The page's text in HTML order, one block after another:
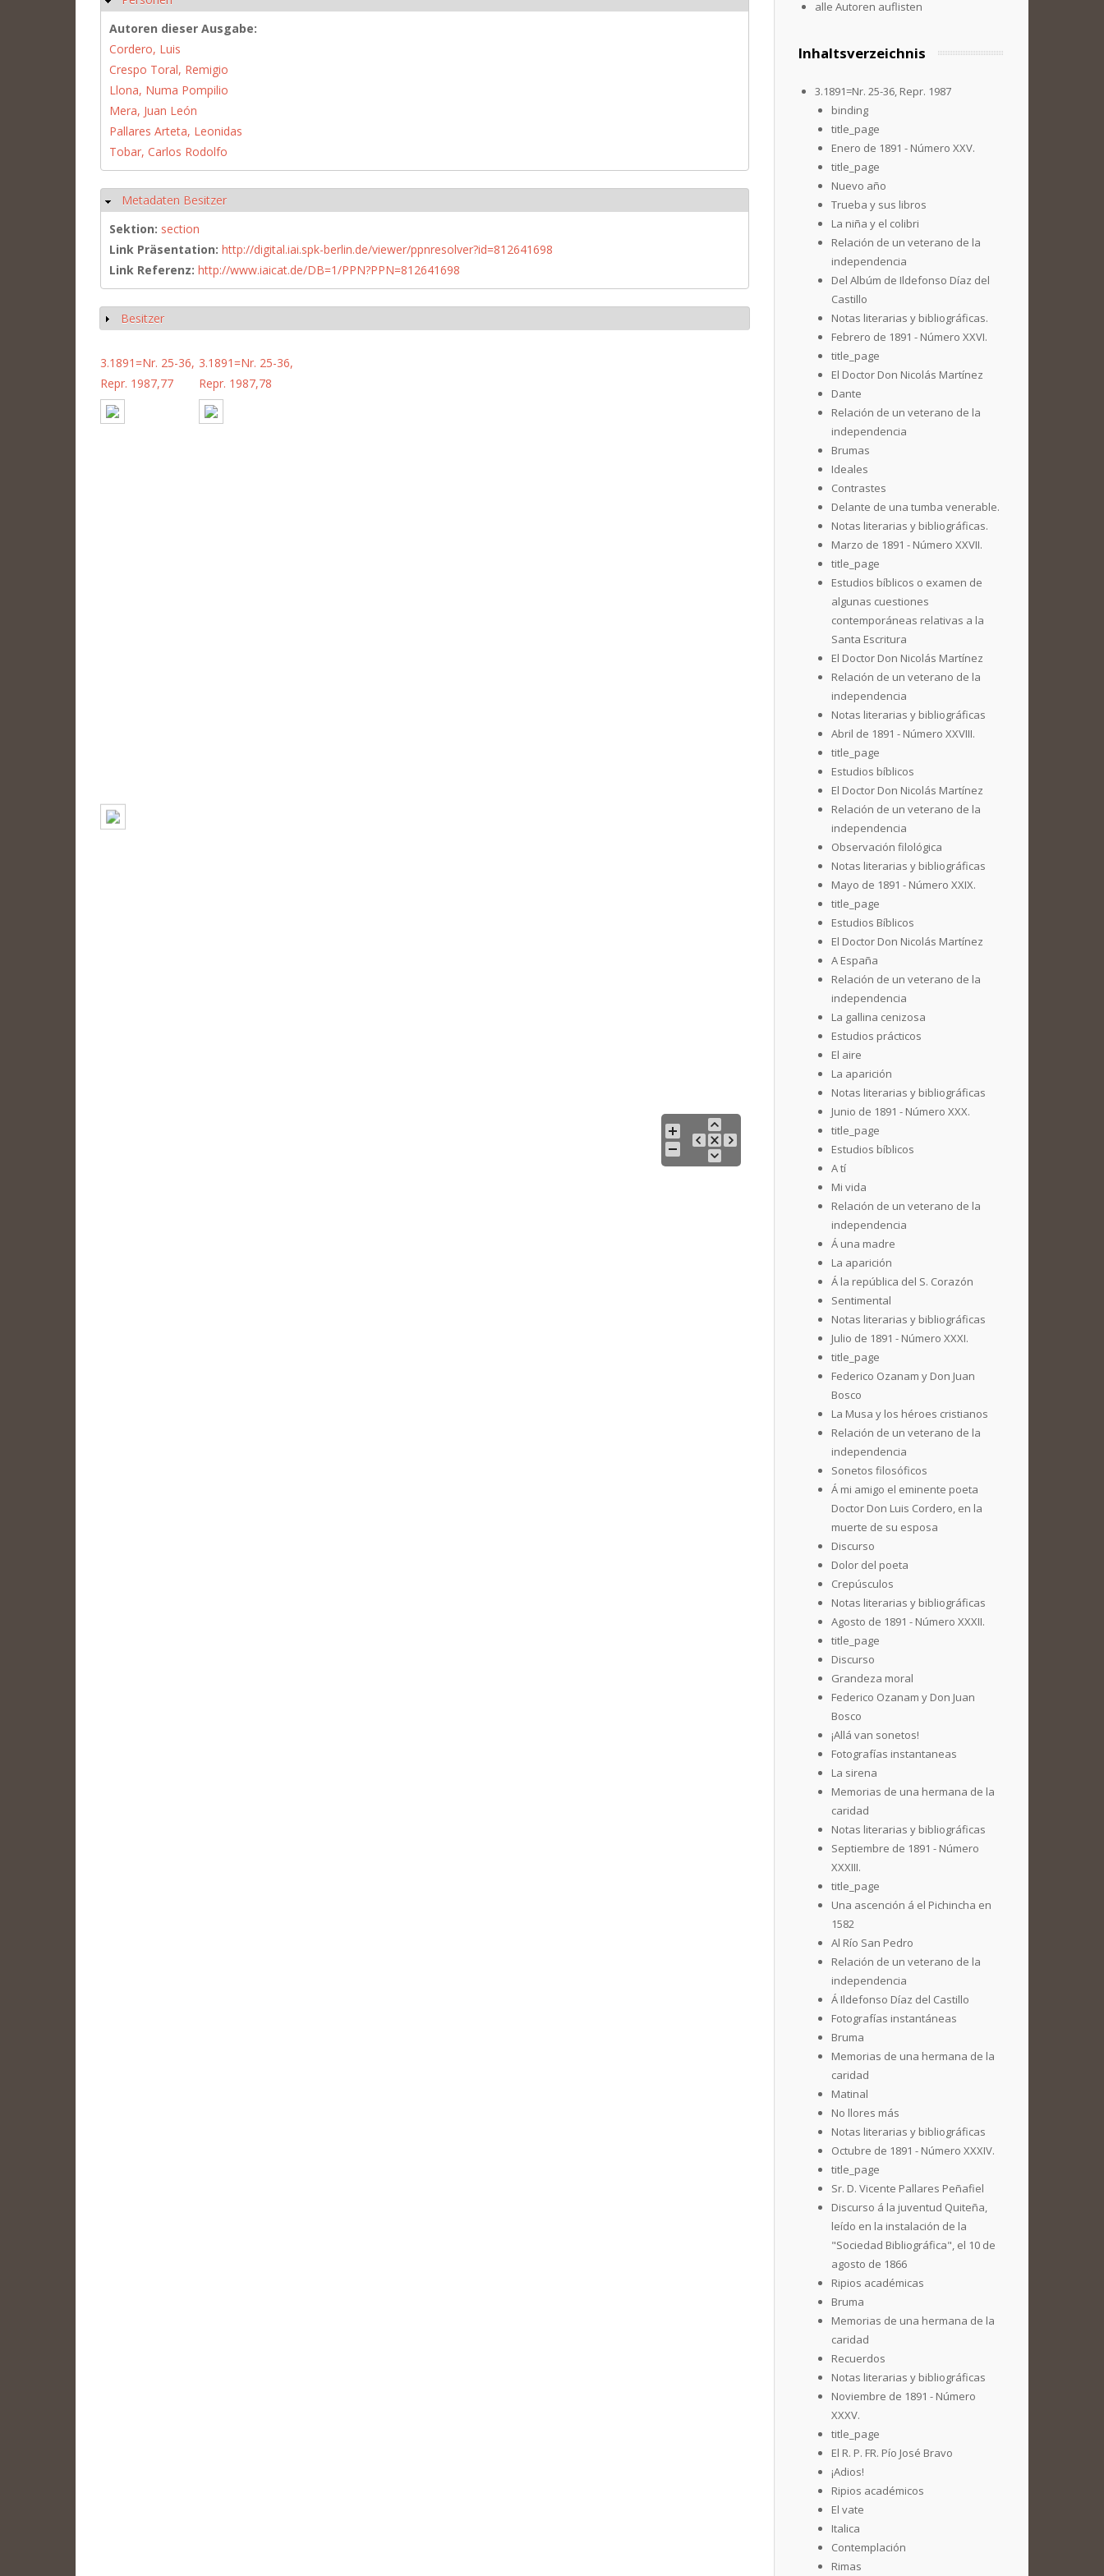
Autoren dieser Ausgabe:
Cordero, Luis
Crespo Toral, Remigio
Llona, Numa Pompilio
Mera, Juan León
Pallares Arteta, Leonidas
Tobar, Carlos Rodolfo
Hide
Metadaten Besitzer
Sektion: section
Link Präsentation: http://digital.iai.spk-berlin.de/viewer/ppnresolver?id=812641698
Link Referenz: http://www.iaicat.de/DB=1/PPN?PPN=812641698
Show
Besitzer
3.1891=Nr. 25-36,
Repr. 1987,77
3.1891=Nr. 25-36,
Repr. 1987,78
alle Autoren auflisten
Inhaltsverzeichnis
3.1891=Nr. 25-36, Repr. 1987
binding
title_page
Enero de 1891 - Número XXV.
title_page
Nuevo año
Trueba y sus libros
La niña y el colibri
Relación de un veterano de la
independencia
Del Albúm de Ildefonso Díaz del
Castillo
Notas literarias y bibliográficas.
Febrero de 1891 - Número XXVI.
title_page
El Doctor Don Nicolás Martínez
Dante
Relación de un veterano de la
independencia
Brumas
Ideales
Contrastes
Delante de una tumba venerable.
Notas literarias y bibliográficas.
Marzo de 1891 - Número XXVII.
title_page
Estudios bíblicos o examen de
algunas cuestiones
contemporáneas relativas a la
Santa Escritura
El Doctor Don Nicolás Martínez
Relación de un veterano de la
independencia
Notas literarias y bibliográficas
Abril de 1891 - Número XXVIII.
title_page
Estudios bíblicos
El Doctor Don Nicolás Martínez
Relación de un veterano de la
independencia
Observación filológica
Notas literarias y bibliográficas
Mayo de 1891 - Número XXIX.
title_page
Estudios Bíblicos
El Doctor Don Nicolás Martínez
A España
Relación de un veterano de la
independencia
La gallina cenizosa
Estudios prácticos
El aire
La aparición
Notas literarias y bibliográficas
Junio de 1891 - Número XXX.
title_page
Estudios bíblicos
A tí
Mi vida
Relación de un veterano de la
independencia
Á una madre
La aparición
Á la república del S. Corazón
Sentimental
Notas literarias y bibliográficas
Julio de 1891 - Número XXXI.
title_page
Federico Ozanam y Don Juan
Bosco
La Musa y los héroes cristianos
Relación de un veterano de la
independencia
Sonetos filosóficos
Á mi amigo el eminente poeta
Doctor Don Luis Cordero, en la
muerte de su esposa
Discurso
Dolor del poeta
Crepúsculos
Notas literarias y bibliográficas
Agosto de 1891 - Número XXXII.
title_page
Discurso
Grandeza moral
Federico Ozanam y Don Juan
Bosco
¡Allá van sonetos!
Fotografías instantaneas
La sirena
Memorias de una hermana de la
caridad
Notas literarias y bibliográficas
Septiembre de 1891 - Número
XXXIII.
title_page
Una ascención á el Pichincha en
1582
Al Río San Pedro
Relación de un veterano de la
independencia
Á Ildefonso Díaz del Castillo
Fotografías instantáneas
Bruma
Memorias de una hermana de la
caridad
Matinal
No llores más
Notas literarias y bibliográficas
Octubre de 1891 - Número XXXIV.
title_page
Sr. D. Vicente Pallares Peñafiel
Discurso á la juventud Quiteña,
leído en la instalación de la
"Sociedad Bibliográfica", el 10 de
agosto de 1866
Ripios académicas
Bruma
Memorias de una hermana de la
caridad
Recuerdos
Notas literarias y bibliográficas
Noviembre de 1891 - Número
XXXV.
title_page
El R. P. FR. Pío José Bravo
¡Adios!
Ripios académicos
El vate
Italica
Contemplación
Rimas